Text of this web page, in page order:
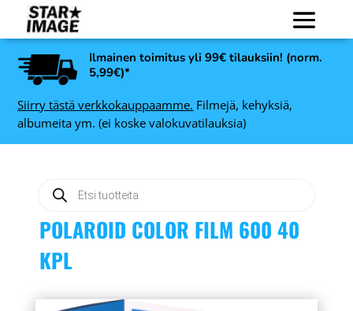
Ilmainen toimitus yli 99€ tilauksiin! (norm.
5,99€)*
Siirry tästä verkkokauppaamme. Filmejä, kehyksiä,
albumeita ym. (ei koske valokuvatilauksia)
search
POLAROID COLOR FILM 600 40
KPL